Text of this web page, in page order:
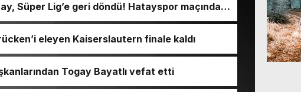
Süper Lig’e geri döndü! Hatayspor maçında
eleyen Kaiserslautern finale kaldı
Togay Bayatlı vefat etti